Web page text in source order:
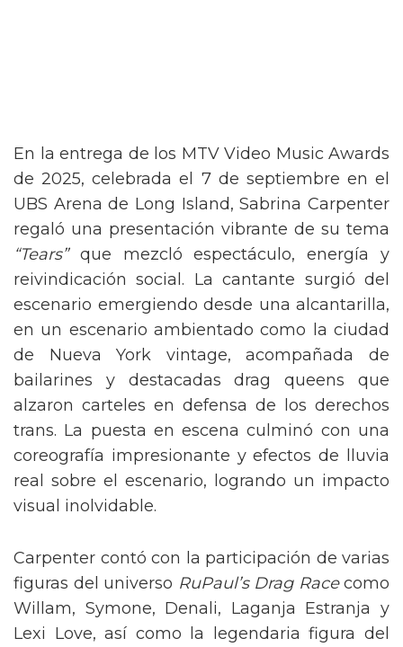
En la entrega de los MTV Video Music Awards
de 2025, celebrada el 7 de septiembre en el
UBS Arena de Long Island, Sabrina Carpenter
regaló una presentación vibrante de su tema
“Tears”que mezcló espectáculo, energía y
reivindicación social. La cantante surgió del
escenario emergiendo desde una alcantarilla,
en un escenario ambientado como la ciudad
de Nueva York vintage, acompañada de
bailarines y destacadas drag queens que
alzaron carteles en defensa de los derechos
trans. La puesta en escena culminó con una
coreografía impresionante y efectos de lluvia
real sobre el escenario, logrando un impacto
visual inolvidable.
Carpenter contó con la participación de varias
figuras del universo RuPaul’s Drag Racecomo
Willam, Symone, Denali, Laganja Estranja y
Lexi Love, así como la legendaria figura del